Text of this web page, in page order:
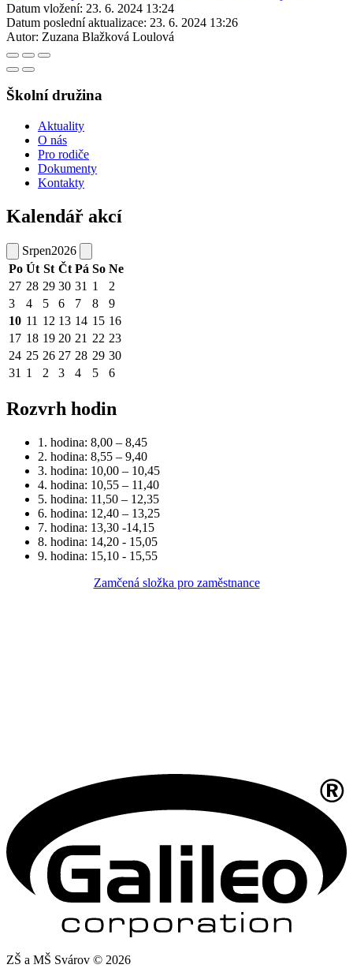
Datum vložení: 23. 6. 2024 13:24
Datum poslední aktualizace: 23. 6. 2024 13:26
Autor: Zuzana Blažková Loulová
Školní družina
Aktuality
O nás
Pro rodiče
Dokumenty
Kontakty
Kalendář akcí
Srpen2026
Po Út St Čt Pá So Ne
27 28 29 30 31 1
2
3
4 5 6 7 8
9
10 11 12 13 14 15 16
17 18 19 20 21 22 23
24 25 26 27 28 29 30
31 1 2 3 4 5 6
Rozvrh hodin
1. hodina: 8,00 – 8,45
2. hodina: 8,55 – 9,40
3. hodina: 10,00 – 10,45
4. hodina: 10,55 – 11,40
5. hodina: 11,50 – 12,35
6. hodina: 12,40 – 13,25
7. hodina: 13,30 -14,15
8. hodina: 14,20 - 15,05
9. hodina: 15,10 - 15,55
Zamčená složka pro zaměstnance
ZŠ a MŠ Svárov © 2026